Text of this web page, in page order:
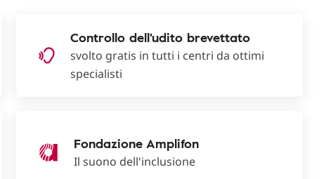
Controllo dell'udito brevettato
svolto gratis in tutti i centri da ottimi
specialisti
Fondazione Amplifon
Il suono dell'inclusione